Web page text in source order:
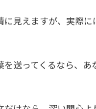
見えますが、実際
送ってくるなら、